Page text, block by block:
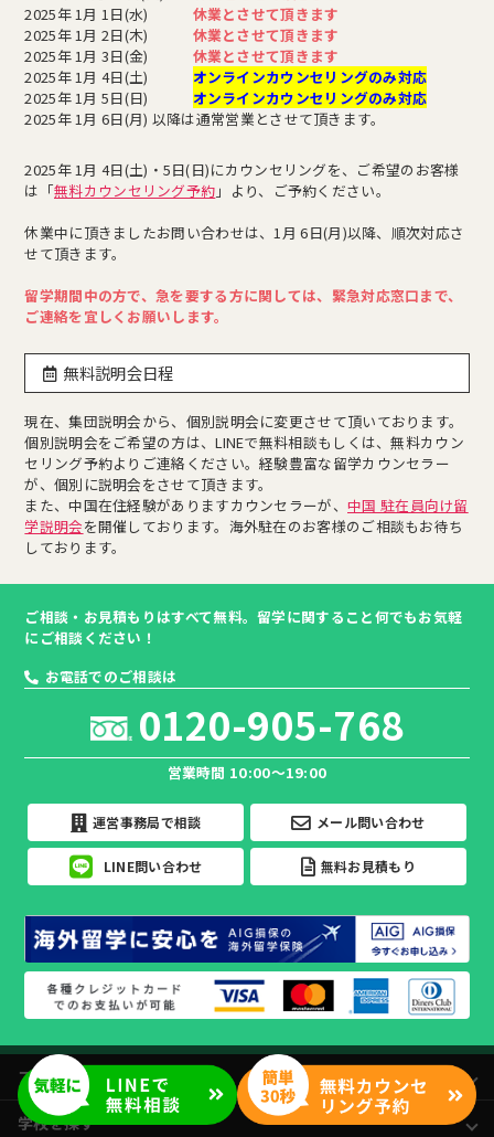
2025年 1月 1日(水) 休業とさせて頂きます
2025年 1月 2日(木) 休業とさせて頂きます
2025年 1月 3日(金) 休業とさせて頂きます
2025年 1月 4日(土) オンラインカウンセリングのみ対応
2025年 1月 5日(日) オンラインカウンセリングのみ対応
2025年 1月 6日(月) 以降は通常営業とさせて頂きます。
2025年 1月 4日(土)・5日(日)にカウンセリングを、ご希望のお客様
は「無料カウンセリング予約 」より、ご予約ください。
休業中に頂きましたお問い合わせは、1月 6日(月)以降、順次対応さ
せて頂きます。
留学期間中の方で、急を要する方に関しては、緊急対応窓口まで、
ご連絡を宜しくお願いします。
無料説明会日程
現在、集団説明会から、個別説明会に変更させて頂いております。
個別説明会をご希望の方は、LINEで無料相談もしくは、無料カウン
セリング予約よりご連絡ください。経験豊富な留学カウンセラー
が、個別に説明会をさせて頂きます。
また、中国在住経験がありますカウンセラーが、 中国 駐在員向け留
学説明会を開催しております。海外駐在のお客様のご相談もお待ち
しております。
ご相談・お見積もりはすべて無料。留学に関すること何でもお気軽
にご相談ください！
お電話でのご相談は
0120-905-768
営業時間 10:00～19:00
運営事務局で相談 メール問い合わせ
LINE問い合わせ 無料お見積もり
フィリピン留学の魅力
学校を探す